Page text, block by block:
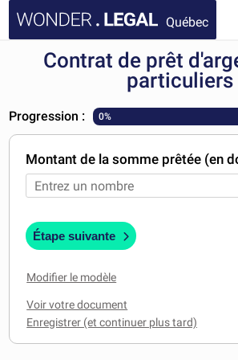
Québec
ACCUEIL
MON COMPTE
Contrat de prêt
particuliers
Progression : 0%
Montant de la somme prêtée (en
Étape suivante
Modifier le modèle
Voir votre document